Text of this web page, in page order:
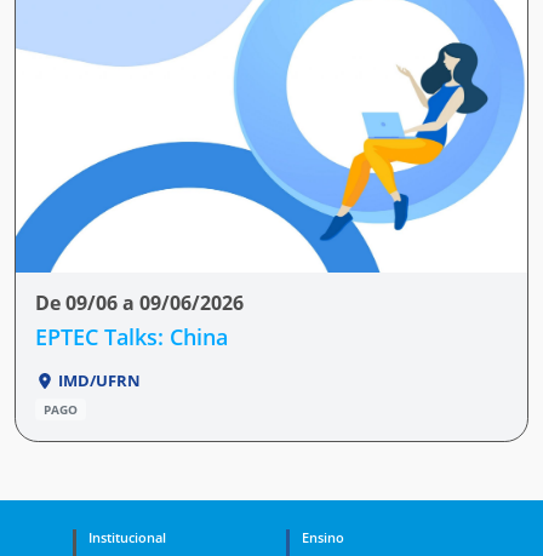
De 09/06 a 09/06/2026
EPTEC Talks: China
IMD/UFRN
PAGO
Institucional
Ensino